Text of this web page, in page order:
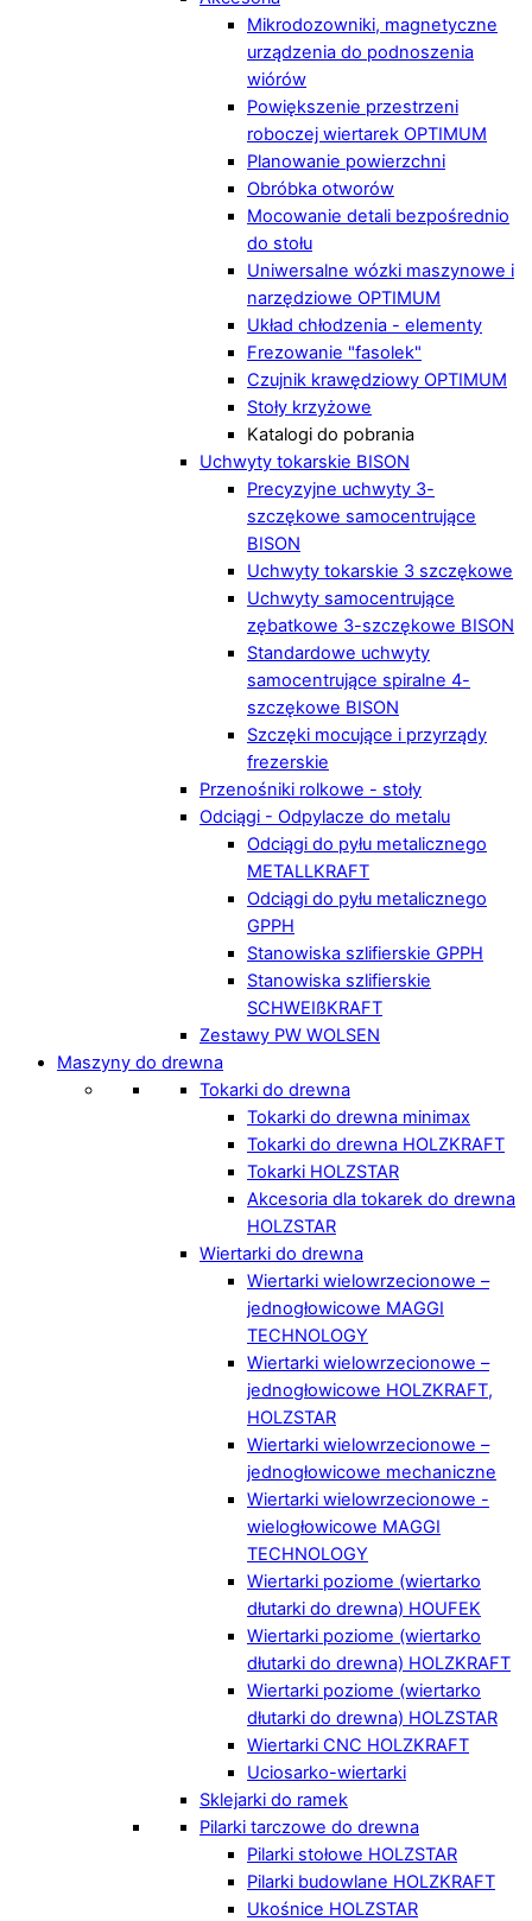
Mikrodozowniki, magnetyczne
urządzenia do podnoszenia
wiórów
Powiększenie przestrzeni
roboczej wiertarek OPTIMUM
Planowanie powierzchni
Obróbka otworów
Mocowanie detali bezpośrednio
do stołu
Uniwersalne wózki maszynowe i
narzędziowe OPTIMUM
Układ chłodzenia - elementy
Frezowanie "fasolek"
Czujnik krawędziowy OPTIMUM
Stoły krzyżowe
Katalogi do pobrania
Uchwyty tokarskie BISON
Precyzyjne uchwyty 3-
szczękowe samocentrujące
BISON
Uchwyty tokarskie 3 szczękowe
Uchwyty samocentrujące
zębatkowe 3-szczękowe BISON
Standardowe uchwyty
samocentrujące spiralne 4-
szczękowe BISON
Szczęki mocujące i przyrządy
frezerskie
Przenośniki rolkowe - stoły
Odciągi - Odpylacze do metalu
Odciągi do pyłu metalicznego
METALLKRAFT
Odciągi do pyłu metalicznego
GPPH
Stanowiska szlifierskie GPPH
Stanowiska szlifierskie
SCHWEIßKRAFT
Zestawy PW WOLSEN
Maszyny do drewna
Tokarki do drewna
Tokarki do drewna minimax
Tokarki do drewna HOLZKRAFT
Tokarki HOLZSTAR
Akcesoria dla tokarek do drewna
HOLZSTAR
Wiertarki do drewna
Wiertarki wielowrzecionowe –
jednogłowicowe MAGGI
TECHNOLOGY
Wiertarki wielowrzecionowe –
jednogłowicowe HOLZKRAFT,
HOLZSTAR
Wiertarki wielowrzecionowe –
jednogłowicowe mechaniczne
Wiertarki wielowrzecionowe -
wielogłowicowe MAGGI
TECHNOLOGY
Wiertarki poziome (wiertarko
dłutarki do drewna) HOUFEK
Wiertarki poziome (wiertarko
dłutarki do drewna) HOLZKRAFT
Wiertarki poziome (wiertarko
dłutarki do drewna) HOLZSTAR
Wiertarki CNC HOLZKRAFT
Uciosarko-wiertarki
Sklejarki do ramek
Pilarki tarczowe do drewna
Pilarki stołowe HOLZSTAR
Pilarki budowlane HOLZKRAFT
Ukośnice HOLZSTAR